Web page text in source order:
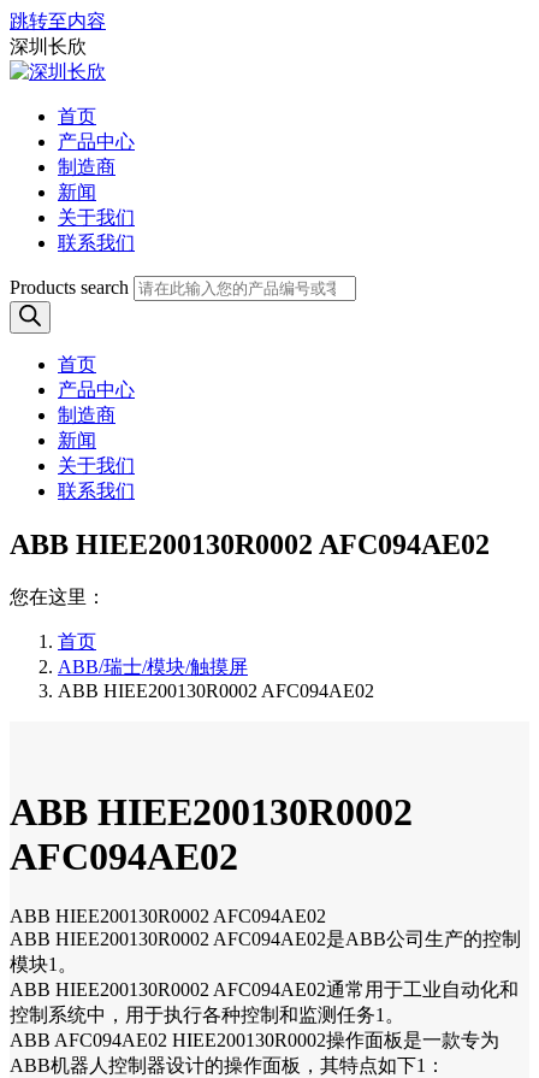
跳转至内容
深圳长欣
首页
产品中心
制造商
新闻
关于我们
联系我们
Products search
首页
产品中心
制造商
新闻
关于我们
联系我们
ABB HIEE200130R0002 AFC094AE02
您在这里：
首页
ABB/瑞士/模块/触摸屏
ABB HIEE200130R0002 AFC094AE02
ABB HIEE200130R0002
AFC094AE02
ABB HIEE200130R0002 AFC094AE02
ABB HIEE200130R0002 AFC094AE02是ABB公司生产的控制
模块1。
ABB HIEE200130R0002 AFC094AE02通常用于工业自动化和
控制系统中，用于执行各种控制和监测任务1。
ABB AFC094AE02 HIEE200130R0002操作面板是一款专为
ABB机器人控制器设计的操作面板，其特点如下1：